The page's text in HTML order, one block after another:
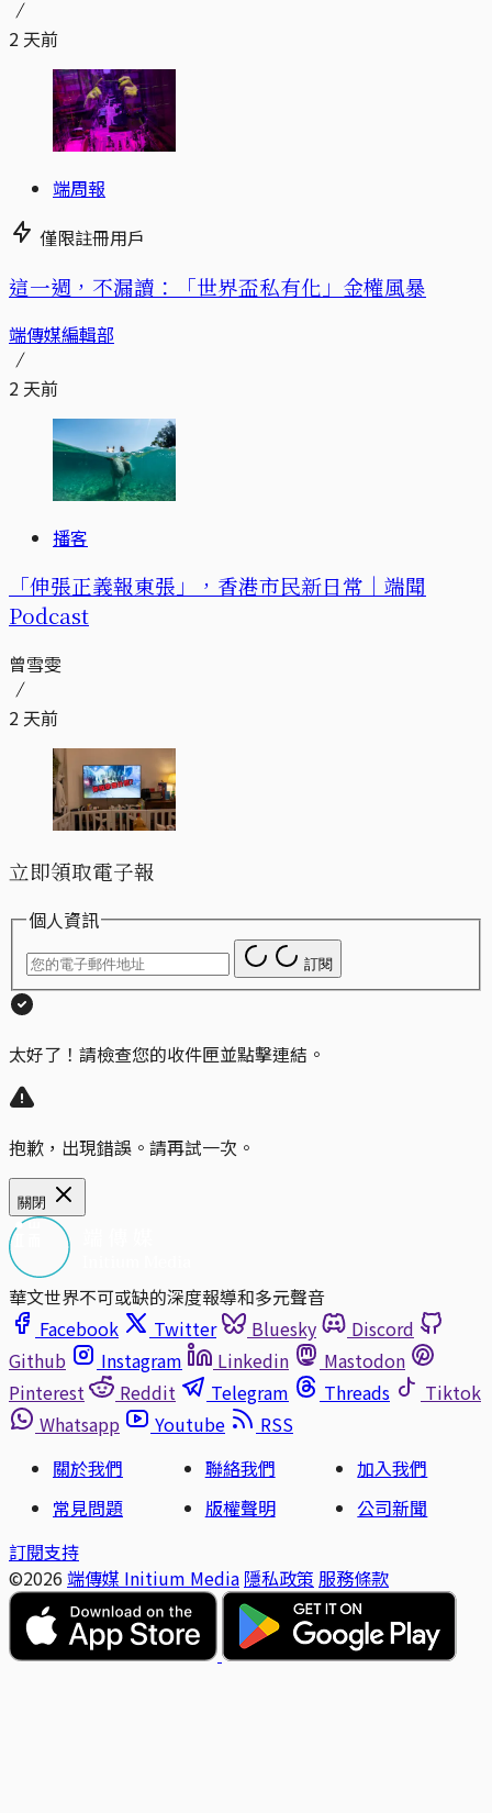
2 天前
端周報
僅限註冊用戶
這一週，不漏讀：「世界盃私有化」金權風暴
端傳媒編輯部
2 天前
播客
「伸張正義報東張」，香港市民新日常｜端聞
Podcast
曾雪雯
2 天前
立即領取電子報
個人資訊
訂閱
太好了！請檢查您的收件匣並點擊連結。
抱歉，出現錯誤。請再試一次。
關閉
華文世界不可或缺的深度報導和多元聲音
Facebook
Twitter Bluesky
Discord
Github
Instagram Linkedin
Mastodon
Pinterest
Reddit Telegram Threads
Tiktok
Whatsapp
Youtube
RSS
關於我們
聯絡我們
加入我們
常見問題
版權聲明
公司新聞
訂閱支持
©2026 端傳媒 Initium Media 隱私政策 服務條款